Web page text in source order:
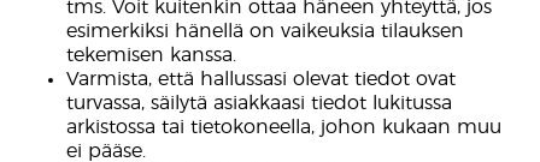
tms. Voit kuitenkin ottaa häneen yhteyttä, jos
esimerkiksi hänellä on vaikeuksia tilauksen
tekemisen kanssa.
Varmista, että hallussasi olevat tiedot ovat
turvassa, säilytä asiakkaasi tiedot lukitussa
arkistossa tai tietokoneella, johon kukaan muu
ei pääse.